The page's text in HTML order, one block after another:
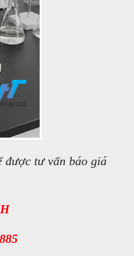
được tư vấn báo giá